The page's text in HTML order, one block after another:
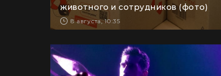
"Новая почта" решила судьбу
животного и сотрудников (фото)
8 августа, 10:35